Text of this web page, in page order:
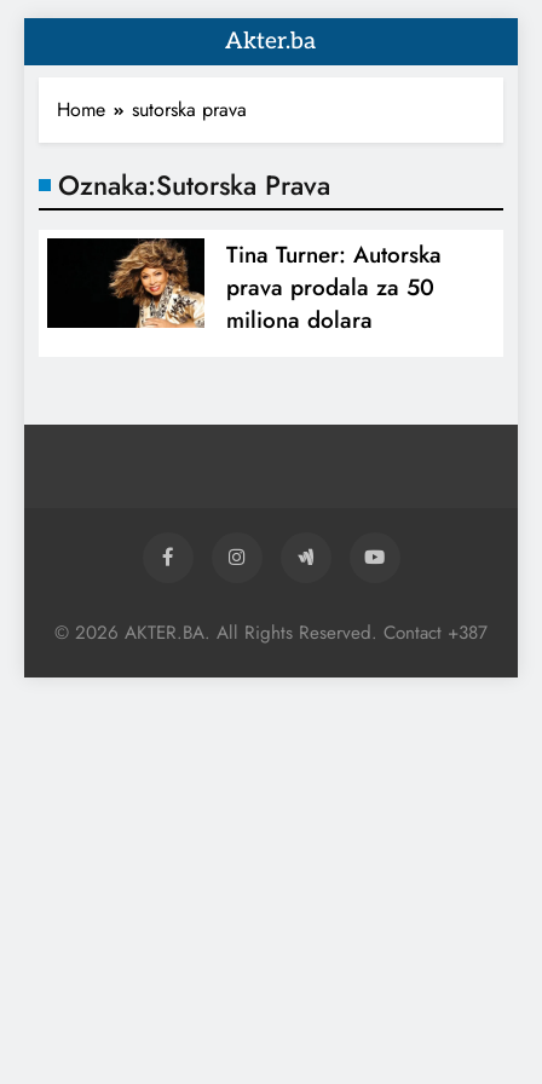
Akter.ba
Home sutorska prava
Oznaka:Sutorska Prava
Tina Turner: Autorska
prava prodala za 50
miliona dolara
© 2026 AKTER.BA. All Rights Reserved. Contact +387